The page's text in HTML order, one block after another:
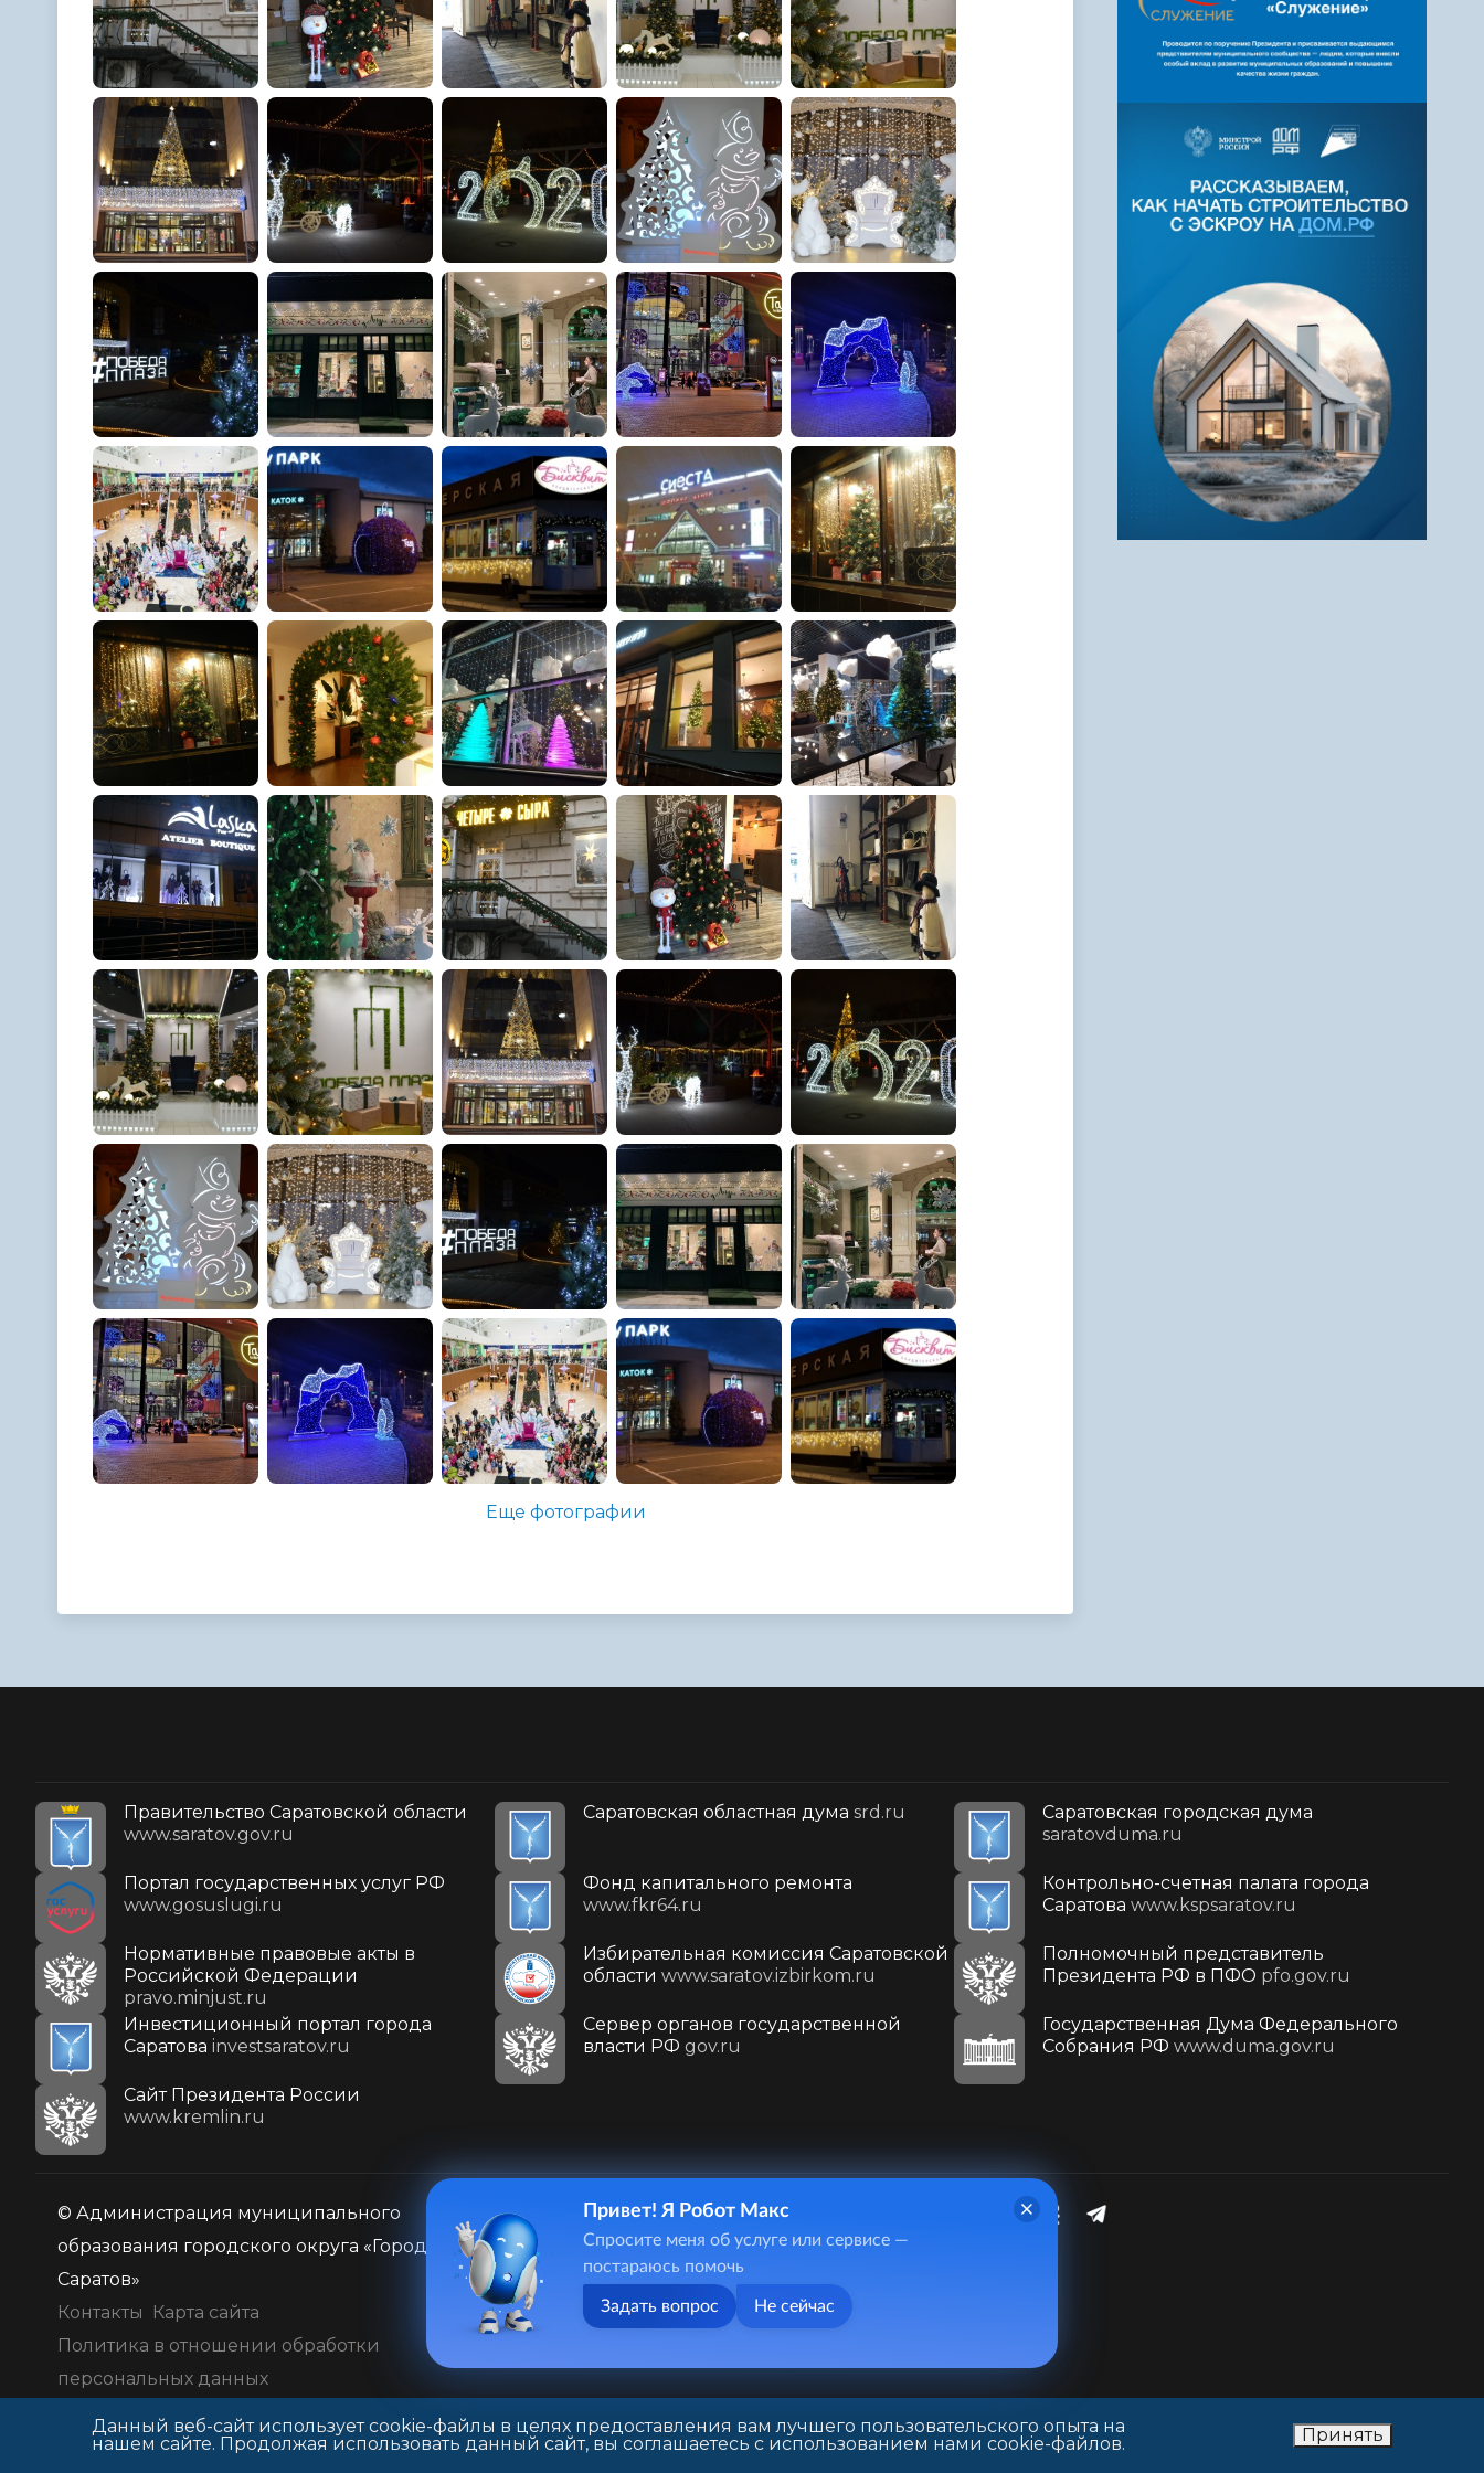
Еще фотографии
Правительство Саратовской области
www.saratov.gov.ru
Саратовская областная дума srd.ru
Саратовская городская дума
saratovduma.ru
Портал государственных услуг РФ
www.gosuslugi.ru
Фонд капитального ремонта
www.fkr64.ru
Контрольно-счетная палата города
Саратова www.kspsaratov.ru
Нормативные правовые акты в
Российской Федерации
pravo.minjust.ru
Избирательная комиссия Саратовской
области www.saratov.izbirkom.ru
Полномочный представитель
Президента РФ в ПФО pfo.gov.ru
Инвестиционный портал города
Саратова investsaratov.ru
Сервер органов государственной
власти РФ gov.ru
Государственная Дума Федерального
Собрания РФ www.duma.gov.ru
Cайт Президента России
www.kremlin.ru
© Администрация муниципального
образования городского округа «Город
Саратов»
Контакты
Карта сайта
Политика в отношении обработки
персональных данных
410031, г. Саратов, ул. Первомайская, д. 78
+7(8452)26-02-49
Данный веб-сайт использует cookie-файлы в целях предоставления вам лучшего пользовательского опыта на
нашем сайте. Продолжая использовать данный сайт, вы соглашаетесь с использованием нами cookie-файлов.
Принять
Привет! Я Робот Макс
Спросите меня об услуге или сервисе —
постараюсь помочь
Задать вопрос Не сейчас